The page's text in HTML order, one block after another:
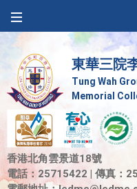
東華三院
Tung Wah
Memorial
香港北角雲景道18號
電話：25715422 | 傳真：